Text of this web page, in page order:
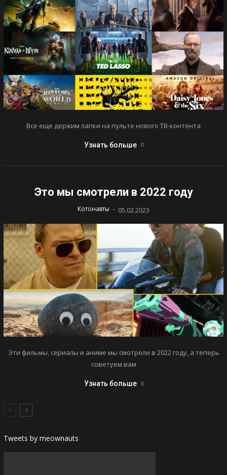
Все еще держим лапки на пульте нового ТВ-контента
Узнать больше
Это мы смотрели в 2022 году
Котонавты - 05.02.2023
Эти фильмы, сериалы и аниме мы смотрели в 2022 году, а теперь
советуем вам
Узнать больше
Tweets by meownauts